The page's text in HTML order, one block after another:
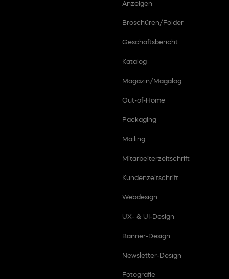
Anzeigen
Broschüren/Folder
Geschäftsbericht
Katalog
Magazin/Magalog
Out-of-Home
Packaging
Mailing
Mitarbeiterzeitschrift
Kundenzeitschrift
Webdesign
UX- & UI-Design
Banner-Design
Newsletter-Design
Fotografie